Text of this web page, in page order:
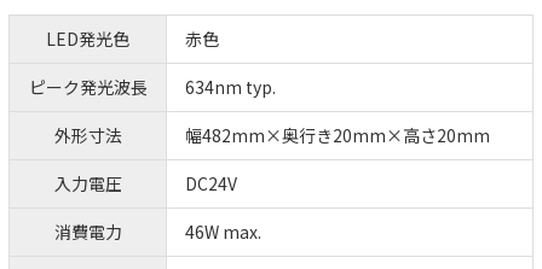
LED発光色
赤色
ピーク発光波長
634nm typ.
外形寸法
幅482mm×奥行き20mm×高さ20mm
入力電圧
DC24V
消費電力
46W max.